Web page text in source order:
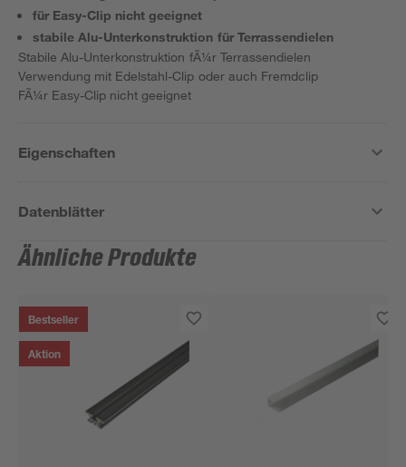
für Easy-Clip nicht geeignet
stabile Alu-Unterkonstruktion für Terrassendielen
Stabile Alu-Unterkonstruktion fÃ¼r Terrassendielen
Verwendung mit Edelstahl-Clip oder auch Fremdclip
FÃ¼r Easy-Clip nicht geeignet
Eigenschaften
Datenblätter
Ähnliche Produkte
Bestseller
Aktion